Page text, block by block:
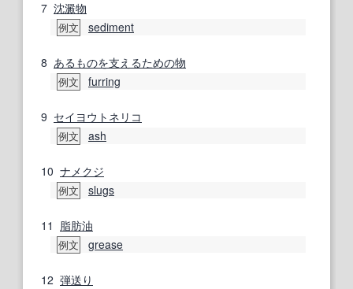
7 沈澱物
例文 sediment
8 あるものを支えるための物
例文 furring
9 セイヨウトネリコ
例文 ash
10 ナメクジ
例文 slugs
11 脂肪油
例文 grease
12 弾送り